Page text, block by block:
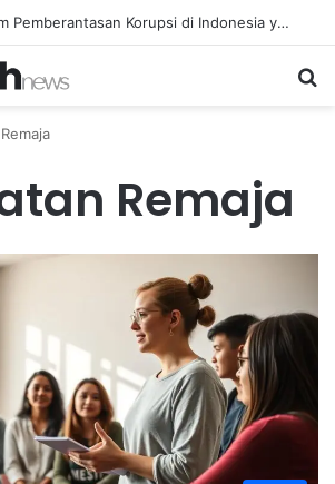
Peran KPK dalam Pemberantasan Korupsi di Indonesia yang Efektif dan Terukur
Remaja